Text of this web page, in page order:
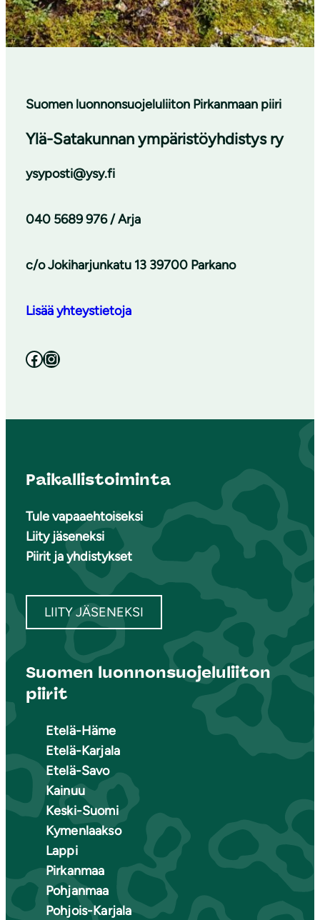
Suomen luonnonsuojeluliiton Pirkanmaan piiri
Ylä-Satakunnan ympäristöyhdistys ry
ysyposti@ysy.fi
040 5689 976 / Arja
c/o Jokiharjunkatu 13 39700 Parkano
Lisää yhteystietoja
Facebook Instagram
Paikallistoiminta
Tule vapaaehtoiseksi
Liity jäseneksi
Piirit ja yhdistykset
LIITY JÄSENEKSI
Suomen luonnonsuojeluliiton
piirit
Etelä-Häme
Etelä-Karjala
Etelä-Savo
Kainuu
Keski-Suomi
Kymenlaakso
Lappi
Pirkanmaa
Pohjanmaa
Pohjois-Karjala